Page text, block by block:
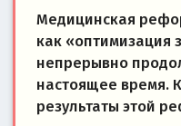
Медицинская
как «оптимизация
непрерывно
настоящее время.
результаты этой